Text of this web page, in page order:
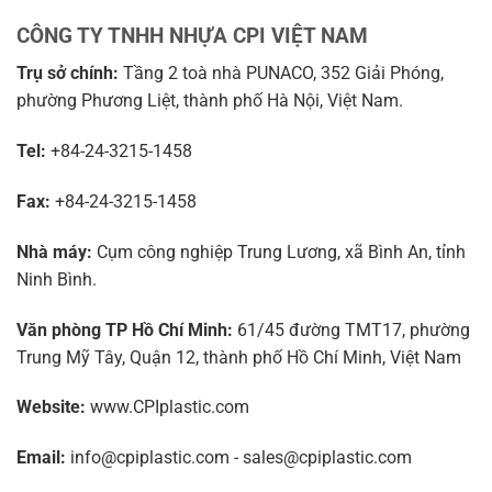
CÔNG TY TNHH NHỰA CPI VIỆT NAM
Trụ sở chính: Tầng 2 toà nhà PUNACO, 352 Giải Phóng,
phường Phương Liệt, thành phố Hà Nội, Việt Nam.
Tel: +84-24-3215-1458
Fax: +84-24-3215-1458
Nhà máy: Cụm công nghiệp Trung Lương, xã Bình An, tỉnh
Ninh Bình.
Văn phòng TP Hồ Chí Minh: 61/45 đường TMT17, phường
Trung Mỹ Tây, Quận 12, thành phố Hồ Chí Minh, Việt Nam
Website: www.CPIplastic.com
Email: info@cpiplastic.com - sales@cpiplastic.com